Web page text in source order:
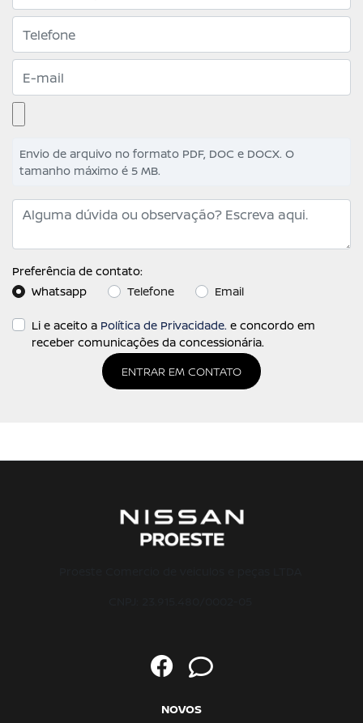
Envio de arquivo no formato PDF, DOC e DOCX. O
tamanho máximo é 5 MB.
Preferência de contato:
Whatsapp
Telefone Email
Li e aceito a Política de Privacidade. e concordo em
receber comunicações da concessionária.
ENTRAR EM CONTATO
NOVOS